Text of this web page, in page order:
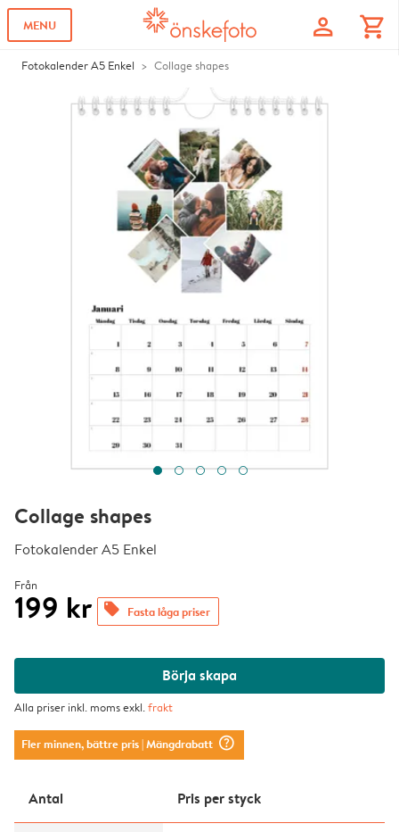
MENU profile shopping_cart
Fotokalender A5 Enkel Collage shapes
Collage shapes
Fotokalender A5 Enkel
Från
199 kr offers Fasta låga priser
Börja skapa
Alla priser inkl. moms exkl.frakt
Fler minnen, bättre pris| Mängdrabatt question_mark_circle
Antal Pris per styck